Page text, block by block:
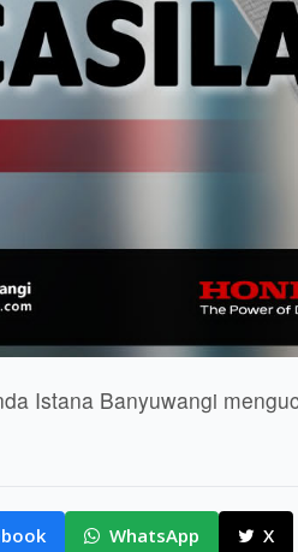
Istana Banyuwangi
WhatsApp X